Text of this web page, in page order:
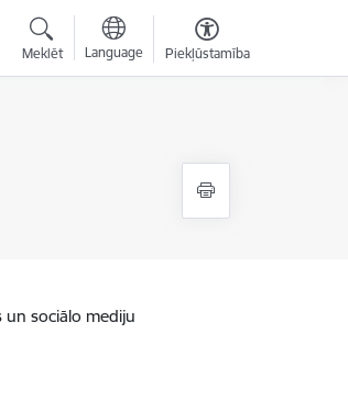
Meklēt Language Piekļūstamība
sociālo mediju